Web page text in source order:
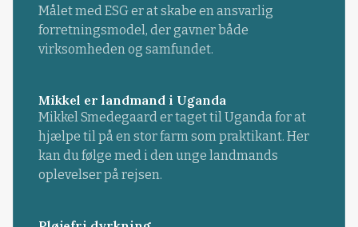
Målet med ESG er at skabe en ansvarlig
forretningsmodel, der gavner både
virksomheden og samfundet.
Mikkel er landmand i Uganda
Mikkel Smedegaard er taget til Uganda for at
hjælpe til på en stor farm som praktikant. Her
kan du følge med i den unge landmands
oplevelser på rejsen.